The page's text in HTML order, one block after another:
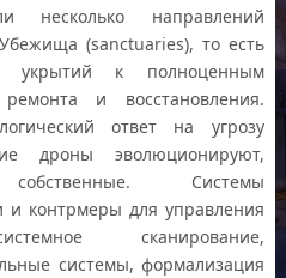
несколько направлений
(sanctuaries), то есть
укрытий к полноценным
и восстановления.
ответ на угрозу
дроны эволюционируют,
Системы
и контрмеры для управления
сканирование,
системы, формализация